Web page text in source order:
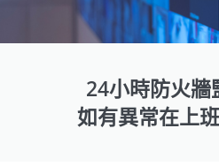
24小時防火牆
如有異常在上